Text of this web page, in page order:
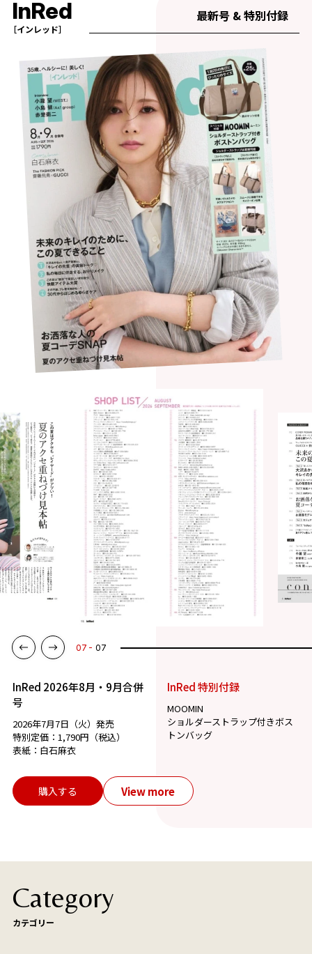
InRed
［インレッド］
最新号 & 特別付録
07 07
InRed 2026年8月・9月合併
号
2026年7月7日（火）発売
特別定価：1,790円（税込）
表紙：白石麻衣
InRed 特別付録
MOOMIN
ショルダーストラップ付きボス
トンバッグ
購入する View more
Category
カテゴリー